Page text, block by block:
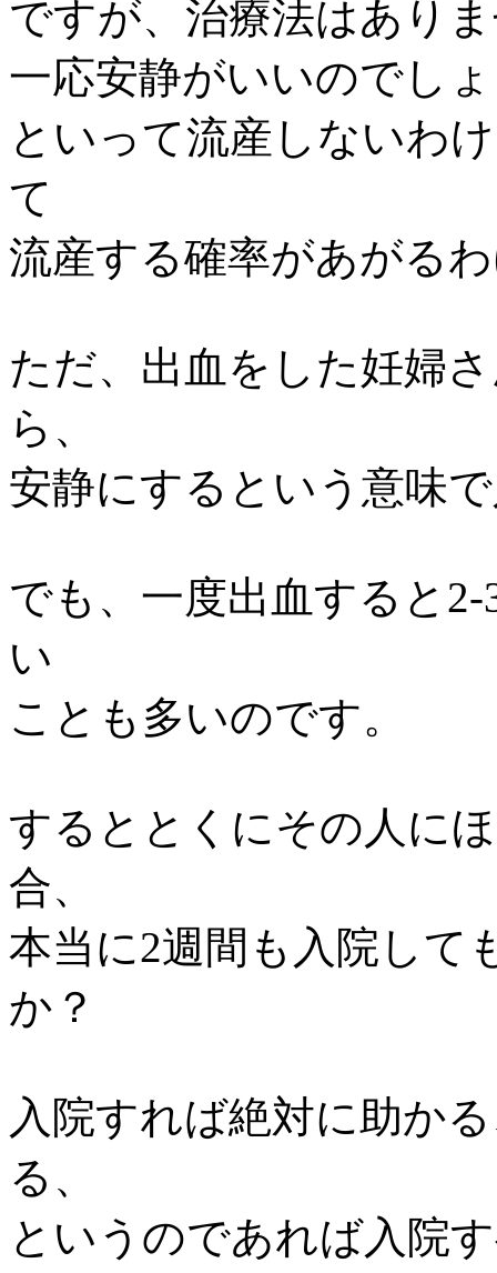
ですが、治療法はあり
一応安静がいいのでし
といって流産しないわ
て
流産する確率があがる
ただ、出血をした妊婦
ら、
安静にするという意味
でも、一度出血すると
い
ことも多いのです。
するととくにその人に
合、
本当に2週間も入院して
か？
入院すれば絶対に助か
る、
というのであれば入院